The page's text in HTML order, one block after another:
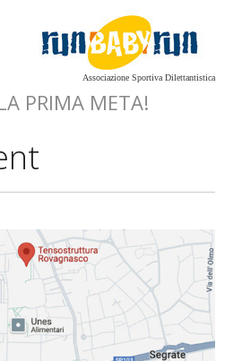
Associazione Sportiva Dilettantistica
PRIMA META!